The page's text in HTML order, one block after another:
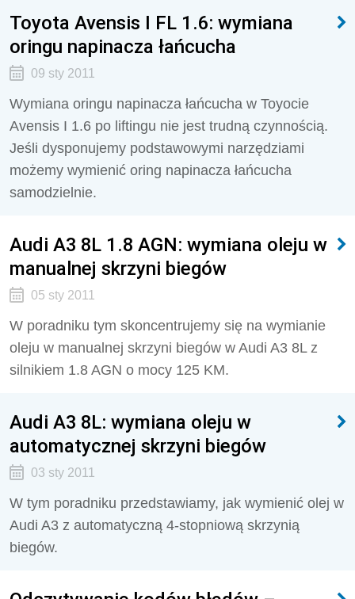
Toyota Avensis I FL 1.6: wymiana
oringu napinacza łańcucha
09 sty 2011
Wymiana oringu napinacza łańcucha w Toyocie
Avensis I 1.6 po liftingu nie jest trudną czynnością.
Jeśli dysponujemy podstawowymi narzędziami
możemy wymienić oring napinacza łańcucha
samodzielnie.
Audi A3 8L 1.8 AGN: wymiana oleju w
manualnej skrzyni biegów
05 sty 2011
W poradniku tym skoncentrujemy się na wymianie
oleju w manualnej skrzyni biegów w Audi A3 8L z
silnikiem 1.8 AGN o mocy 125 KM.
Audi A3 8L: wymiana oleju w
automatycznej skrzyni biegów
03 sty 2011
W tym poradniku przedstawiamy, jak wymienić olej w
Audi A3 z automatyczną 4-stopniową skrzynią
biegów.